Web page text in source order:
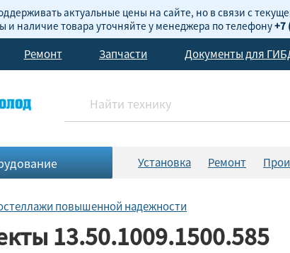
актуальные цены на сайте, но в связи с
и наличие товара уточняйте у менеджера по телефону+7
Ремонт Запчасти Документы для
Установка Ремонт
повышенной надежности
13.50.1009.1500.585